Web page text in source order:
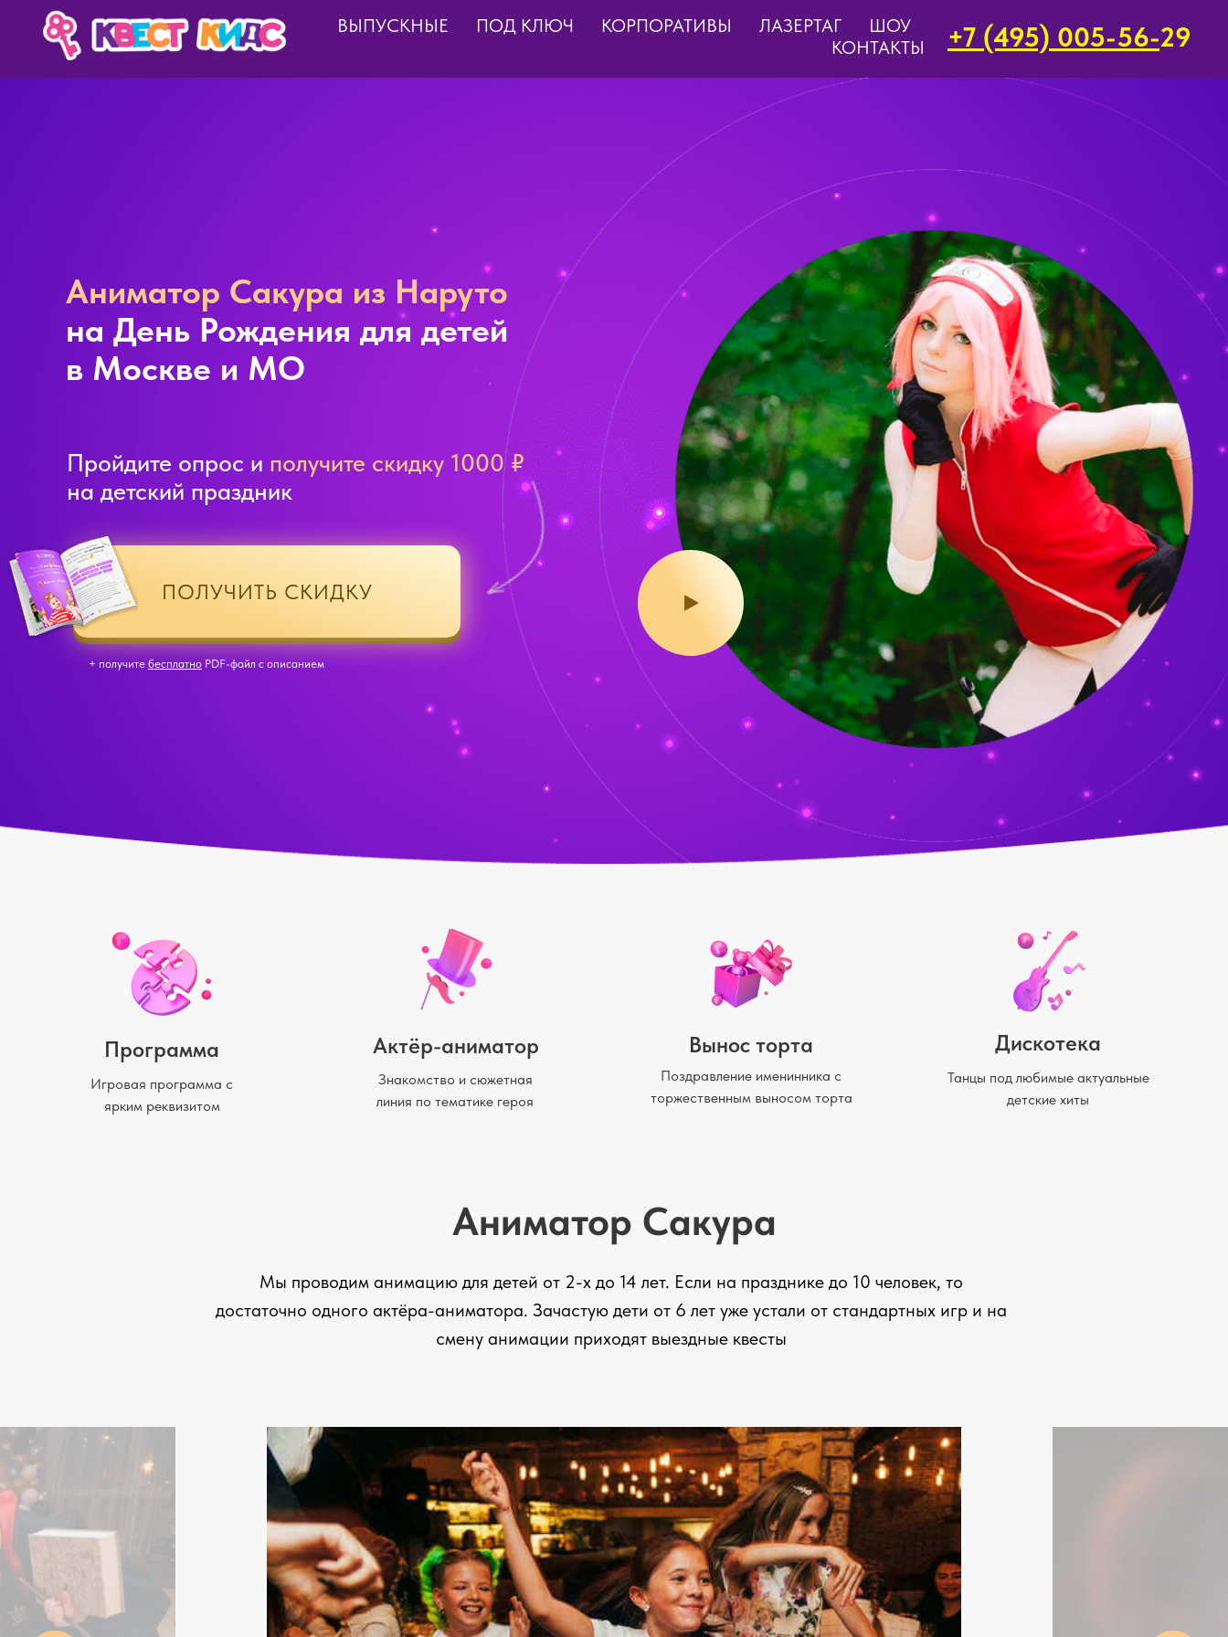
ВЫПУСКНЫЕ ПОД КЛЮЧ КОРПОРАТИВЫ ЛАЗЕРТАГ
ШОУ
КОНТАКТЫ
+7 (495) 005-56-29
Пройдите опрос и получите скидку 1000 ₽
на детский праздник
+ получите бесплатно PDF-файл с описанием
ПОЛУЧИТЬ СКИДКУ
Аниматор Сакура из Наруто
на День Рождения для детей
в Москве и МО
Вынос торта
Поздравление именинника с
торжественным выносом торта
Дискотека
Танцы под любимые актуальные
детские хиты
Программа
Игровая программа с
ярким реквизитом
Актёр-аниматор
Знакомство и сюжетная
линия по тематике героя
Мы проводим анимацию для детей от 2-х до 14 лет. Если на празднике до 10 человек, то
достаточно одного актёра-аниматора. Зачастую дети от 6 лет уже устали от стандартных игр и на
смену анимации приходят выездные квесты
Аниматор Сакура